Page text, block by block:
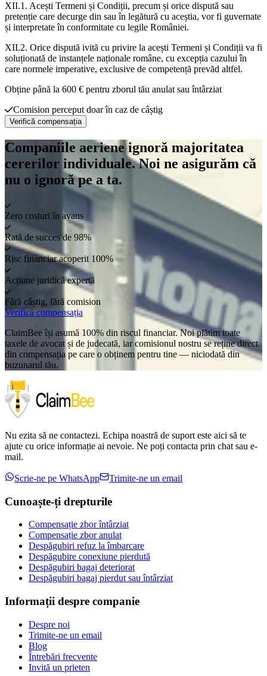
XII.1. Acești Termeni și Condiții, precum și orice dispută sau
pretenție care decurge din sau în legătură cu aceștia, vor fi guvernate
și interpretate în conformitate cu legile României.
XII.2. Orice dispută ivită cu privire la acești Termeni și Condiții va fi
soluționată de instanțele naționale române, cu excepția cazului în
care normele imperative, exclusive de competență prevăd altfel.
Obține până la 600 € pentru zborul tău anulat sau întârziat
Comision perceput doar în caz de câștig
Verifică compensația
Companiile aeriene ignoră majoritatea
cererilor individuale. Noi ne asigurăm că
nu o ignoră pe a ta.
Zero costuri în avans
Rată de succes de 98%
Risc financiar acoperit 100%
Acțiune juridică expertă
Fără câștig, fără comision
Verifică compensația
ClaimBee își asumă 100% din riscul financiar. Noi plătim toate
taxele de avocat și de judecată, iar comisionul nostru se reține direct
din compensația pe care o obținem pentru tine — niciodată din
buzunarul tău.
Nu ezita să ne contactezi. Echipa noastră de suport este aici să te
ajute cu orice informație ai nevoie. Ne poți contacta prin chat sau e-
mail.
Scrie-ne pe WhatsApp Trimite-ne un email
Cunoaște-ți drepturile
Compensație zbor întârziat
Compensație zbor anulat
Despăgubiri refuz la îmbarcare
Despăgubire conexiune pierdută
Despăgubiri bagaj deteriorat
Despăgubiri bagaj pierdut sau întârziat
Informații despre companie
Despre noi
Trimite-ne un email
Blog
Întrebări frecvente
Invită un prieten